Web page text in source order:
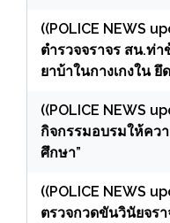
((POLICE NEWS
ตำรวจจราจร สน.ท่
ยาบ้าในกางเกงใน ยึ
((POLICE NEWS
กิจกรรมอบรมให้คว
ศึกษา”
((POLICE NEWS
ตรวจกวดขันวินัยจร